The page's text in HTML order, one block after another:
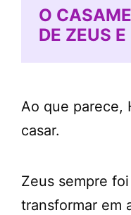
O
DE ZEUS
Ao que parece,
casar.
Zeus sempre
transformar em